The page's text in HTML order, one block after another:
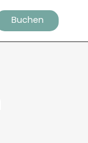
Buchen